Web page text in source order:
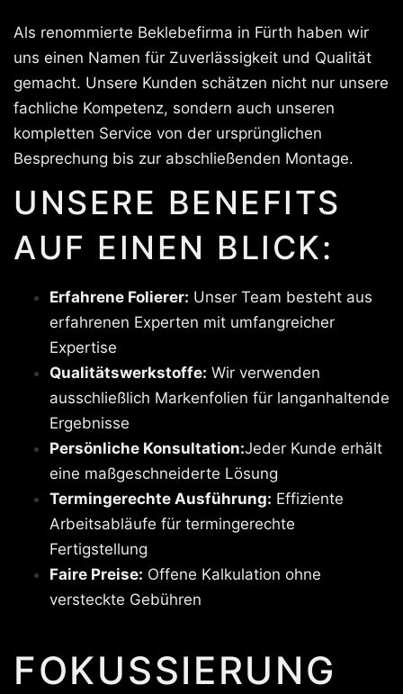
Als renommierte Beklebefirma in Fürth haben wir
uns einen Namen für Zuverlässigkeit und Qualität
gemacht. Unsere Kunden schätzen nicht nur unsere
fachliche Kompetenz, sondern auch unseren
kompletten Service von der ursprünglichen
Besprechung bis zur abschließenden Montage.
UNSERE BENEFITS
AUF EINEN BLICK:
Erfahrene Folierer: Unser Team besteht aus
erfahrenen Experten mit umfangreicher
Expertise
Qualitätswerkstoffe: Wir verwenden
ausschließlich Markenfolien für langanhaltende
Ergebnisse
Persönliche Konsultation:Jeder Kunde erhält
eine maßgeschneiderte Lösung
Termingerechte Ausführung: Effiziente
Arbeitsabläufe für termingerechte
Fertigstellung
Faire Preise: Offene Kalkulation ohne
versteckte Gebühren
FOKUSSIERUNG